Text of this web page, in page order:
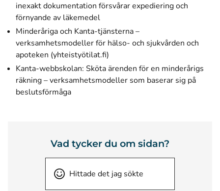
inexakt dokumentation försvårar expediering och
förnyande av läkemedel
Minderåriga och Kanta-tjänsterna –
verksamhetsmodeller för hälso- och sjukvården och
apoteken (yhteistyötilat.fi)
Kanta-webbskolan: Sköta ärenden för en minderårigs
räkning – verksamhetsmodeller som baserar sig på
beslutsförmåga
Vad tycker du om sidan?
Hittade det jag sökte